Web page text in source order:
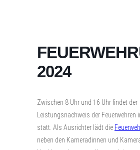
2024
Zwischen 8 Uhr und 16 Uhr findet der
Leistungsnachweis der Feuerwehren
statt. Als Ausrichter lädt die
neben den Kameradinnen und